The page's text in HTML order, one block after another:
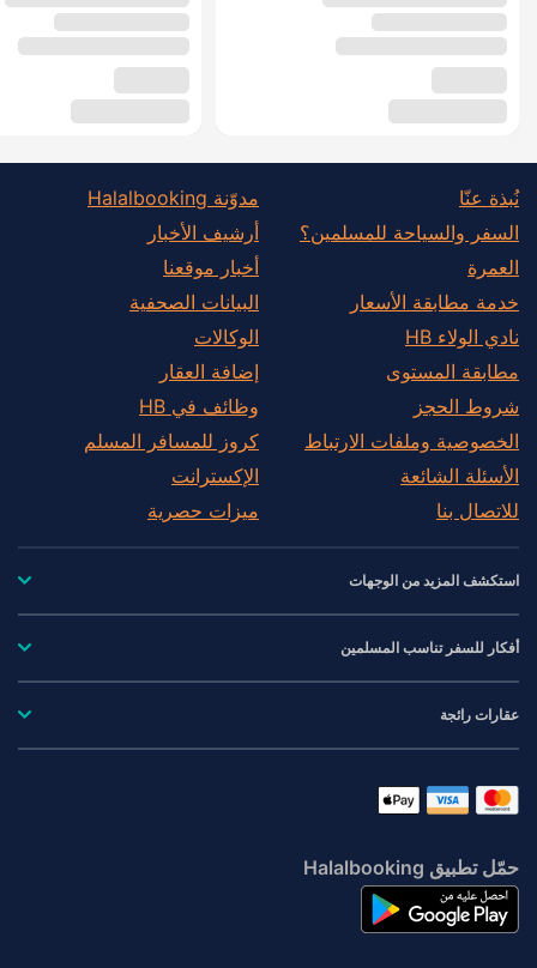
نُبذة عنّا
السفر والسياحة للمسلمين؟
العمرة
خدمة مطابقة الأسعار
نادي الولاء HB
مطابقة المستوى
شروط الحجز
الخصوصية وملفات الارتباط
الأسئلة الشائعة
للاتصال بنا
مدوّنة Halalbooking
أرشيف الأخبار
أخبار موقعنا
البيانات الصحفية
الوكالات
إضافة العقار
وظائف في HB
كروز للمسافر المسلم
الإكسترانت
ميزات حصرية
استكشف المزيد من الوجهات
أفكار للسفر تناسب المسلمين
عقارات رائجة
حمّل تطبيق Halalbooking